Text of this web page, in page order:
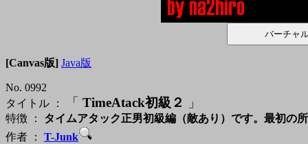
[Canvas版] Java版
No. 0992
タイトル ：
「 TimeAtack初級２ 」
特徴 ： タイムアタック正男初級編（敵あり）です。最初の
作者 ： T-Junk